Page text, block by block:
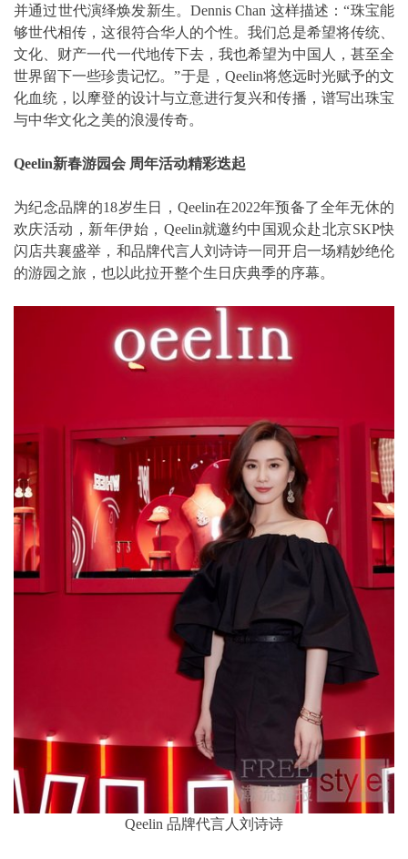
并通过世代演绎焕发新生。Dennis Chan 这样描述：“珠宝能
够世代相传，这很符合华人的个性。我们总是希望将传统、
文化、财产一代一代地传下去，我也希望为中国人，甚至全
世界留下一些珍贵记忆。”于是，Qeelin将悠远时光赋予的文
化血统，以摩登的设计与立意进行复兴和传播，谱写出珠宝
与中华文化之美的浪漫传奇。
Qeelin新春游园会 周年活动精彩迭起
为纪念品牌的18岁生日，Qeelin在2022年预备了全年无休的
欢庆活动，新年伊始，Qeelin就邀约中国观众赴北京SKP快
闪店共襄盛举，和品牌代言人刘诗诗一同开启一场精妙绝伦
的游园之旅，也以此拉开整个生日庆典季的序幕。
Qeelin 品牌代言人刘诗诗